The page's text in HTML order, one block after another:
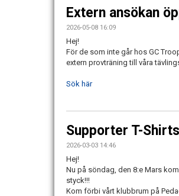
Extern ansökan
2026-05-08 16:09
Hej!
För de som inte går hos GC
extern provträning till våra
Sök här
Supporter T-
2026-03-03 14:46
Hej!
Nu på söndag, den 8:e Mars
styck!!!
Kom förbi vårt klubbrum på